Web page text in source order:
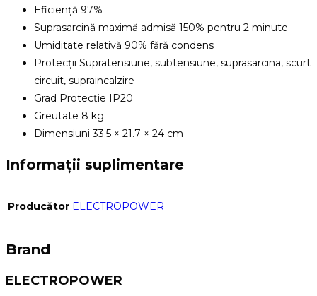
Eficiență 97%
Suprasarcină maximă admisă 150% pentru 2 minute
Umiditate relativă 90% fără condens
Protecții Supratensiune, subtensiune, suprasarcina, scurt
circuit, supraincalzire
Grad Protecție IP20
Greutate 8 kg
Dimensiuni 33.5 × 21.7 × 24 cm
Informații suplimentare
Producător ELECTROPOWER
Brand
ELECTROPOWER